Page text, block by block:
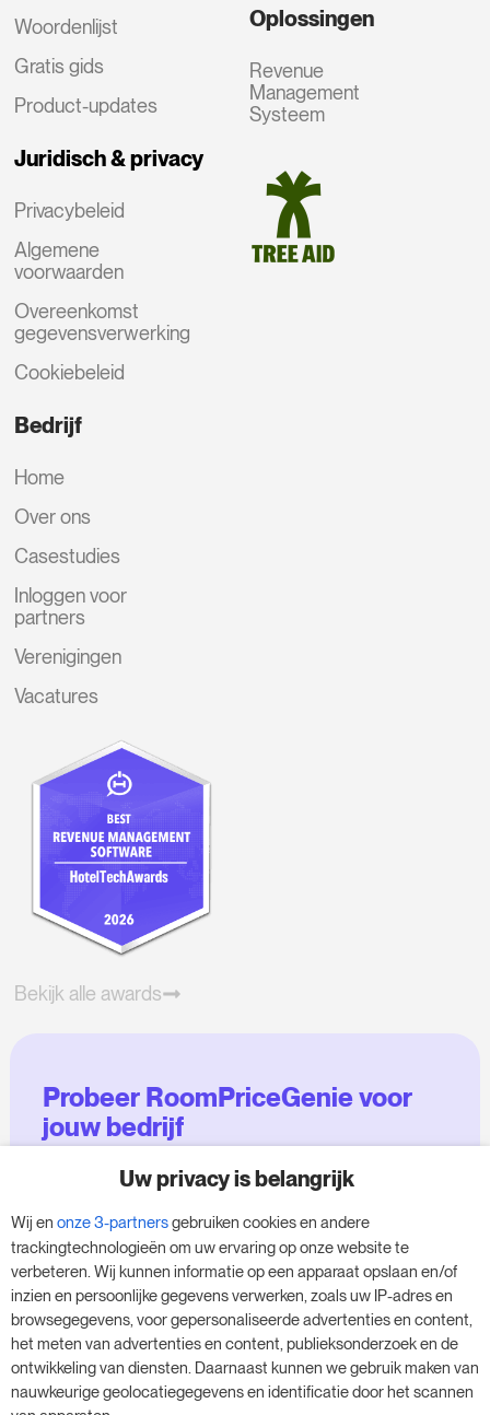
Woordenlijst
Gratis gids
Product-updates
Juridisch & privacy
Privacybeleid
Algemene
voorwaarden
Overeenkomst
gegevensverwerking
Cookiebeleid
Oplossingen
Revenue
Management
Systeem
Bedrijf
Home
Over ons
Casestudies
Inloggen voor
partners
Verenigingen
Vacatures
Bekijk alle awards
Probeer RoomPriceGenie voor
jouw bedrijf
Maak gebruik van onze 14-daagse proefversie
en geef je bedrijf een boost - zonder
verplichtingen.
Boek een afspraak om je gratis proefperiode
van 14 dagen te starten.
Start je gratis proefperiode
Uw privacy is belangrijk
Wij en onze 3-partnersgebruiken cookies en andere
trackingtechnologieën om uw ervaring op onze website te
verbeteren. Wij kunnen informatie op een apparaat opslaan en/of
inzien en persoonlijke gegevens verwerken, zoals uw IP-adres en
browsegegevens, voor gepersonaliseerde advertenties en content,
het meten van advertenties en content, publieksonderzoek en de
ontwikkeling van diensten. Daarnaast kunnen we gebruik maken van
nauwkeurige geolocatiegegevens en identificatie door het scannen